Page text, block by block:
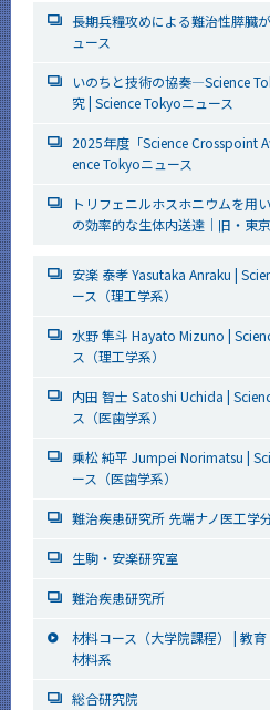
長期兵糧攻めによる難治性膵臓
ュース
いのちと技術の協奏—Science
究 | Science Tokyoニュース
2025年度「Science Crosspoint
ence Tokyoニュース
トリフェニルホスホニウムを用
の効率的な生体内送達｜旧・東
安楽 泰孝 Yasutaka Anraku |
ース（理工学系）
水野 隼斗 Hayato Mizuno |
ス（理工学系）
内田 智士 Satoshi Uchida |
ス（医歯学系）
乗松 純平 Jumpei Norimatsu |
ース（医歯学系）
難治疾患研究所 先端ナノ医工学
生駒・安楽研究室
難治疾患研究所
材料コース（大学院課程） | 教
材料系
総合研究院